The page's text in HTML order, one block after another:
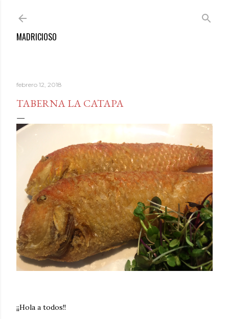
MADRICIOSO
febrero 12, 2018
TABERNA LA CATAPA
¡¡Hola a todos!!